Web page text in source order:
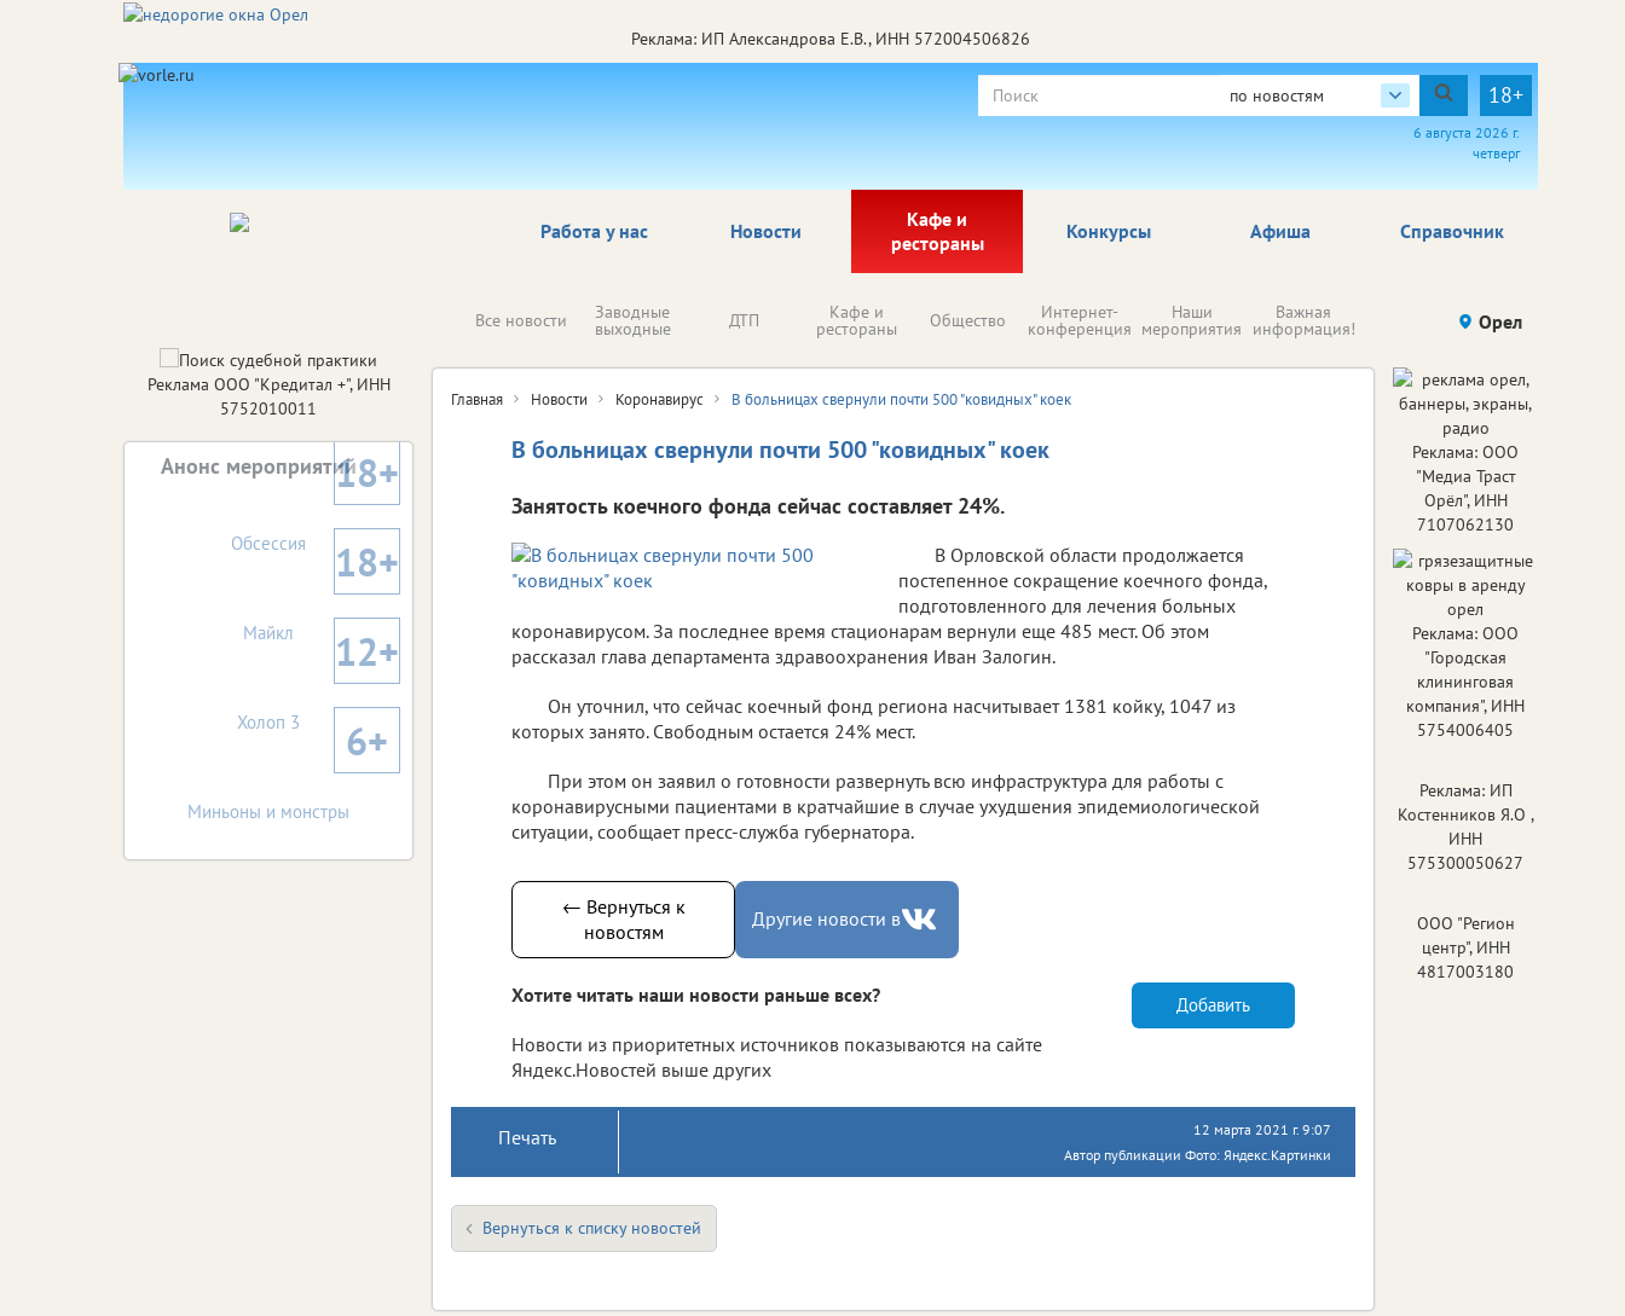
Реклама: ИП Александрова Е.В., ИНН 572004506826
по новостям 18+
6 августа 2026 г.
четверг
Работа у нас Новости
Кафе и
рестораны
Афиша Справочник
Конкурсы
Все новости Заводные
выходные ДТП Кафе и
рестораны Общество Интернет-
конференция
Наши
мероприятия
Важная
информация! Происшествия Здоровье
Орел
Главная Новости Коронавирус В больницах свернули почти 500 "ковидных" коек
В больницах свернули почти 500 "ковидных" коек
Занятость коечного фонда сейчас составляет 24%.
В Орловской области продолжается
постепенное сокращение коечного фонда,
подготовленного для лечения больных
коронавирусом. За последнее время стационарам вернули еще 485 мест. Об этом
рассказал глава департамента здравоохранения Иван Залогин.
Он уточнил, что сейчас коечный фонд региона насчитывает 1381 койку, 1047 из
которых занято. Свободным остается 24% мест.
При этом он заявил о готовности развернуть всю инфраструктура для работы с
коронавирусными пациентами в кратчайшие в случае ухудшения эпидемиологической
ситуации, сообщает пресс-служба губернатора.
← Вернуться к
новостям
Другие новости в
Хотите читать наши новости раньше всех?
Новости из приоритетных источников показываются на сайте
Яндекс.Новостей выше других
Добавить
Печать
12 марта 2021 г. 9:07
Автор публикации Фото: Яндекс.Картинки
Вернуться к списку новостей
Реклама ООО "Кредитал +", ИНН
5752010011
Анонс мероприятий18+
Обсессия 18+
Майкл 12+
Холоп 3 6+
Миньоны и монстры
Реклама: ООО
"Медиа Траст
Орёл", ИНН
7107062130
Реклама: ООО
"Городская
клининговая
компания", ИНН
5754006405
Реклама: ИП
Костенников Я.О ,
ИНН
575300050627
ООО "Регион
центр", ИНН
4817003180